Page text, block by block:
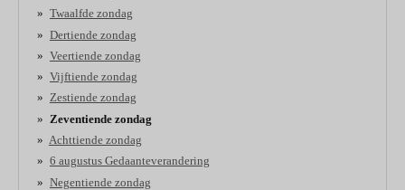
Twaalfde zondag
Dertiende zondag
Veertiende zondag
Vijftiende zondag
Zestiende zondag
Zeventiende zondag
Achttiende zondag
6 augustus Gedaanteverandering
Negentiende zondag